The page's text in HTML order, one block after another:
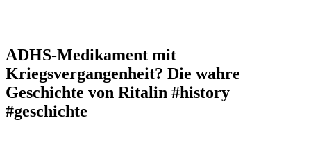
ADHS-Medikament mit
Kriegsvergangenheit? Die wahre
Geschichte von Ritalin #history
#geschichte